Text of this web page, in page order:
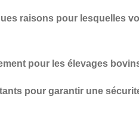
raisons pour lesquelles
pour les élevages
pour garantir une